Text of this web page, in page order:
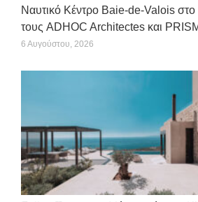
Ναυτικό Κέντρο Baie-de-Valois
τους ADHOC Architectes και
6 Αυγούστου, 2026